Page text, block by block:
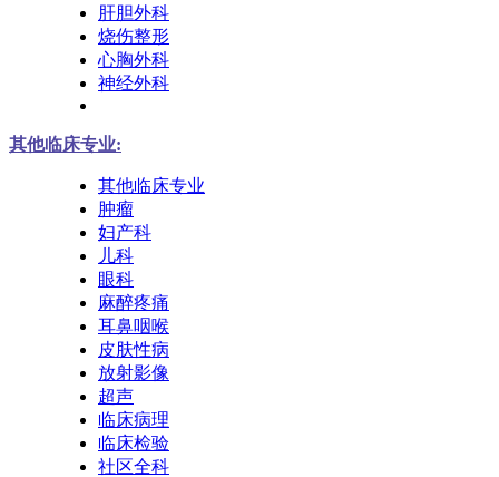
肝胆外科
烧伤整形
心胸外科
神经外科
其他临床专业:
其他临床专业
肿瘤
妇产科
儿科
眼科
麻醉疼痛
耳鼻咽喉
皮肤性病
放射影像
超声
临床病理
临床检验
社区全科